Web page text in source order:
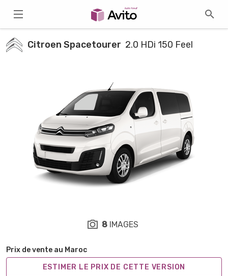
Citroen Spacetourer 2.0 HDi 150 Feel
Prix de vente au Maroc
ESTIMER LE PRIX DE CETTE VERSION
8 IMAGES